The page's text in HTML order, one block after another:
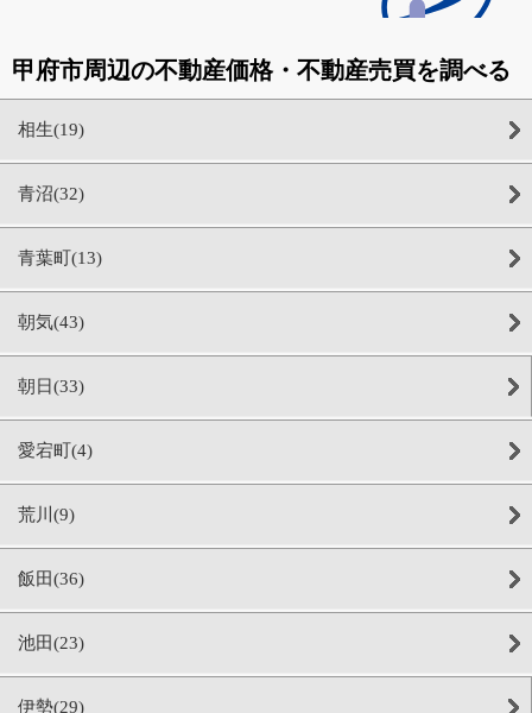
甲府市周辺の不動産価格・不動産売買を調べる
相生(19)
青沼(32)
青葉町(13)
朝気(43)
朝日(33)
愛宕町(4)
荒川(9)
飯田(36)
池田(23)
伊勢(29)